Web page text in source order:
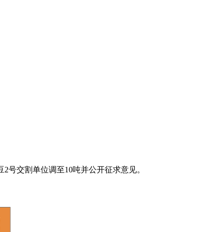
号交割单位调至10吨并公开征求意见。